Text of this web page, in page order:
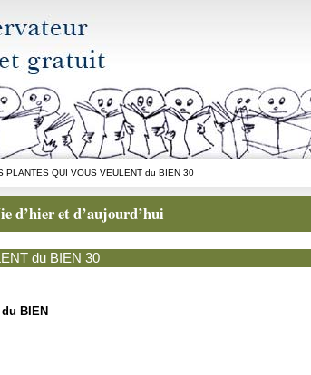
PLANTES QUI VOUS VEULENT du BIEN 30
d’hier et d’aujourd’hui
du BIEN 30
BIEN